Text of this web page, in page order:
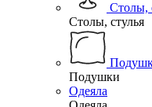
Столы,
Столы, стулья
Подушки
Одеяла